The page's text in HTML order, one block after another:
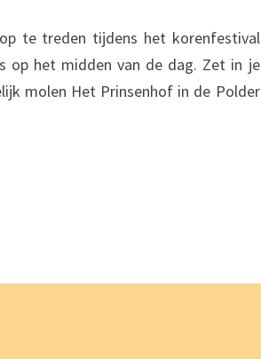
te treden tijdens het korenfestival
op het midden van de dag. Zet in je
molen Het Prinsenhof in de Polder